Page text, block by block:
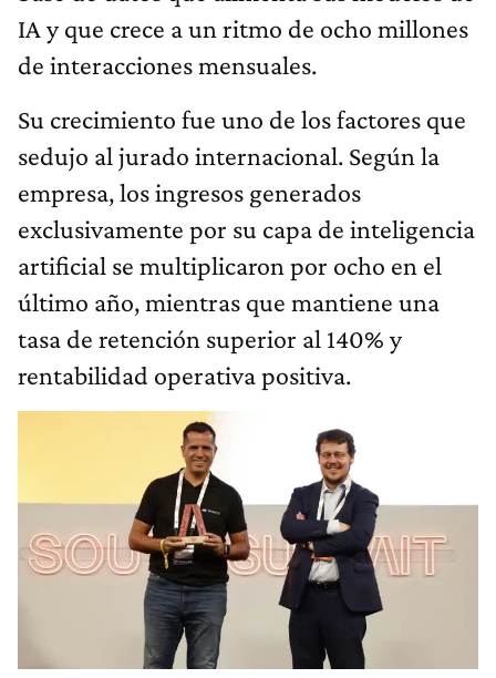
IA y que crece a un ritmo de ocho millones
de interacciones mensuales.
Su crecimiento fue uno de los factores que
sedujo al jurado internacional. Según la
empresa, los ingresos generados
exclusivamente por su capa de inteligencia
artificial se multiplicaron por ocho en el
último año, mientras que mantiene una
tasa de retención superior al 140% y
rentabilidad operativa positiva.